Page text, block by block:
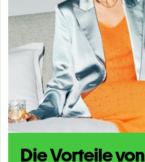
Die Vorteile von